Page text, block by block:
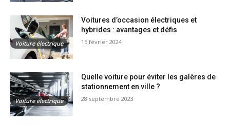
Voiture électrique
Voitures d’occasion électriques et
hybrides : avantages et défis
15 février 2024
Voiture électrique
Quelle voiture pour éviter les galères de
stationnement en ville ?
28 septembre 2023